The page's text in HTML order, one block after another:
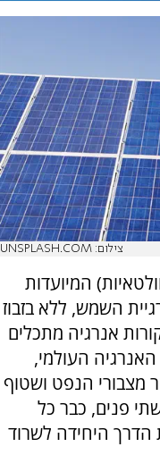
צילום: UNSPLASH.COM
המיועדות
השמש, ללא בזבוז
אנרגיה מתכלים
העולמי,
מצבורי הנפט ושטוף
פנים, כבר כל
הדרך היחידה לשרוד